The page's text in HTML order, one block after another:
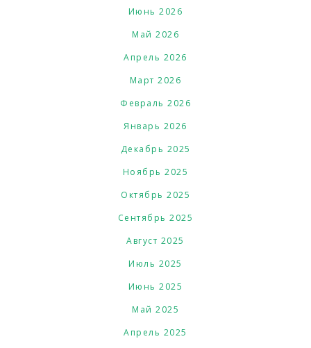
Июнь 2026
Май 2026
Апрель 2026
Март 2026
Февраль 2026
Январь 2026
Декабрь 2025
Ноябрь 2025
Октябрь 2025
Сентябрь 2025
Август 2025
Июль 2025
Июнь 2025
Май 2025
Апрель 2025